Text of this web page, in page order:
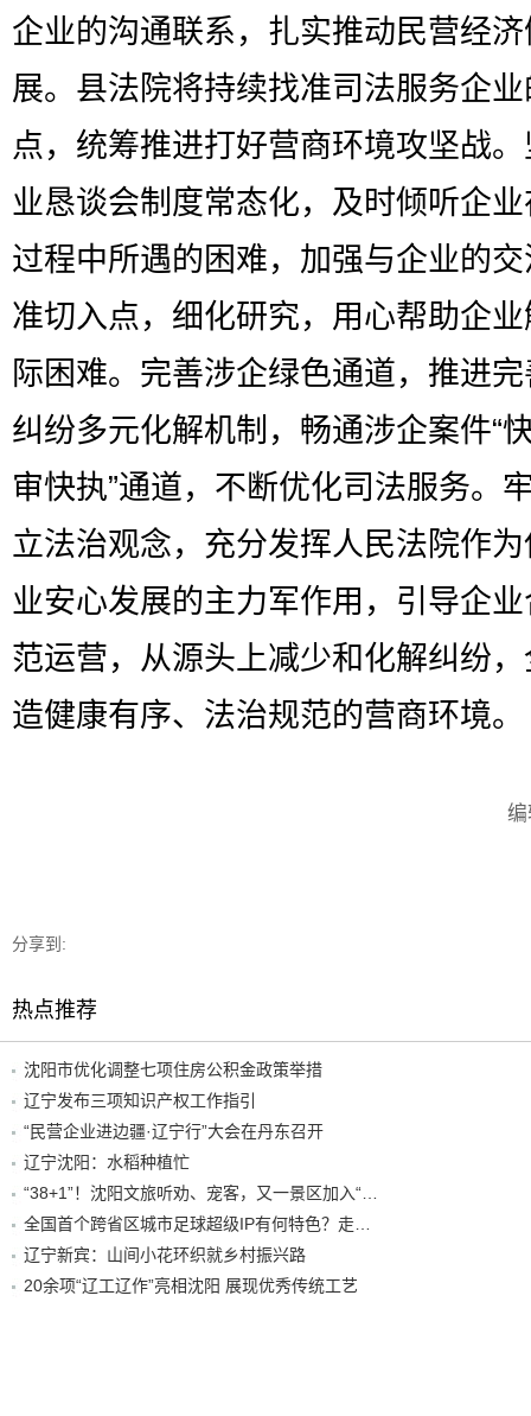
企业的沟通联系，扎实推动民营经
展。县法院将持续找准司法服务企
点，统筹推进打好营商环境攻坚战
业恳谈会制度常态化，及时倾听企
过程中所遇的困难，加强与企业的
准切入点，细化研究，用心帮助企
际困难。完善涉企绿色通道，推进
纠纷多元化解机制，畅通涉企案件“
审快执”通道，不断优化司法服务。
立法治观念，充分发挥人民法院作
业安心发展的主力军作用，引导企
范运营，从源头上减少和化解纠纷
造健康有序、法治规范的营商环境。
分享到:
热点推荐
沈阳市优化调整七项住房公积金政策举措
辽宁发布三项知识产权工作指引
“民营企业进边疆·辽宁行”大会在丹东召开
辽宁沈阳：水稻种植忙
辽宁新宾：山间小花环织就乡村振兴路
20余项“辽工辽作”亮相沈阳 展现优秀传统工艺